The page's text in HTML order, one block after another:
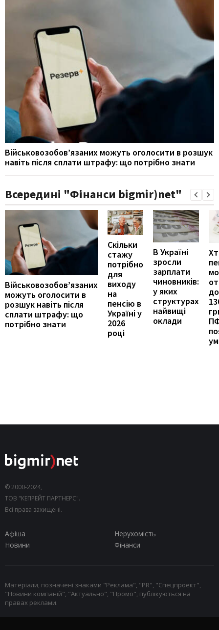
Військовозобов’язаних можуть оголосити в розшук
навіть після сплати штрафу: що потрібно знати
Всередині "Фінанси bigmir)net"
Військовозобов’язаних
можуть оголосити в
розшук навіть після
сплати штрафу: що
потрібно знати
Скільки
стажу
потрібно
для
виходу
на
пенсію в
Україні у
2026
році
В Україні
зросли
зарплати
чиновників:
у яких
структурах
найвищі
оклади
© 2000-2024,
ТОВ "КЕПРЕЙТ ПАРТНЕРС".
Всі права захищені.
Афіша
Нерухомість
Новини
Фінанси
Матеріали, позначені знаками "Реклама", "PR", "Спецпроект",
"Новини компаній", "Актуально", "Промо", публікуються на
правах реклами.